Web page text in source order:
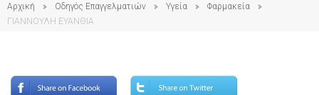
Αρχική Οδηγός Επαγγελματιών Υγεία
Φαρμακεία
ΓΙΑΝΝΟΥΛΗ ΕΥΑΝΘΙΑ